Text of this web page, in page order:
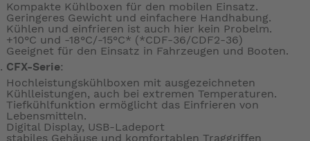
Kompakte Kühlboxen für den mobilen Einsatz.
Geringeres Gewicht und einfachere Handhabung.
Kühlen und einfrieren ist auch hier kein Probelm.
+10°C und -18°C/-15°C* (*CDF-36/CDF2-36)
Geeignet für den Einsatz in Fahrzeugen und Booten.
CFX-Serie:
Hochleistungskühlboxen mit ausgezeichneten
Kühlleistungen, auch bei extremen Temperaturen.
Tiefkühlfunktion ermöglicht das Einfrieren von
Lebensmitteln.
Digital Display, USB-Ladeport
stabiles Gehäuse und komfortablen Traggriffen